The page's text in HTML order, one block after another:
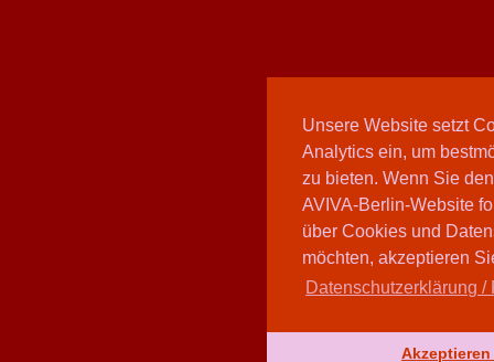
Unsere Website setzt
Analytics ein, um
zu bieten. Wenn Sie
AVIVA-Berlin-Website
über Cookies und
möchten, akzeptieren
Datenschutzerklärung /